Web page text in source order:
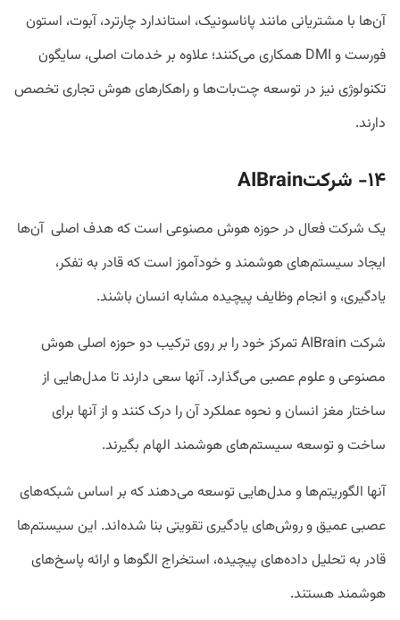
آن‌ها با مشتریانی مانند پاناسونیک، استاندارد چارترد، آبوت، استون
فورست و DMI همکاری می‌کنند؛ علاوه بر خدمات اصلی، سایگون
تکنولوژی نیز در توسعه چت‌بات‌ها و راهکارهای هوش تجاری تخصص
دارند.
۱۴- شرکت AIBrain
یک شرکت فعال در حوزه هوش مصنوعی است که هدف اصلی آن‌ها
ایجاد سیستم‌های هوشمند و خودآموز است که قادر به تفکر،
یادگیری، و انجام وظایف پیچیده مشابه انسان باشند.
شرکت AIBrain تمرکز خود را بر روی ترکیب دو حوزه اصلی هوش
مصنوعی و علوم عصبی می‌گذارد. آنها سعی دارند تا مدل‌هایی از
ساختار مغز انسان و نحوه عملکرد آن را درک کنند و از آنها برای
ساخت و توسعه سیستم‌های هوشمند الهام بگیرند.
آنها الگوریتم‌ها و مدل‌هایی توسعه می‌دهند که بر اساس شبکه‌های
عصبی عمیق و روش‌های یادگیری تقویتی بنا شده‌اند. این سیستم‌ها
قادر به تحلیل داده‌های پیچیده، استخراج الگوها و ارائه پاسخ‌های
هوشمند هستند.